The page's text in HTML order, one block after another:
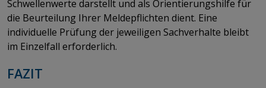
Schwellenwerte darstellt und als Orientierungshilfe für
die Beurteilung Ihrer Meldepflichten dient. Eine
individuelle Prüfung der jeweiligen Sachverhalte bleibt
im Einzelfall erforderlich.
FAZIT